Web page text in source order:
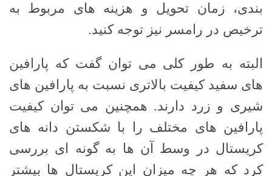
‌بندی، زمان تحویل و هزینه ‌های مربوط به
ترخیص در رامسر نیز توجه کنید.
البته به طور کلی می توان گفت که پارافین
های سفید کیفیت بالاتری نسبت به پارافین های
شیری و زرد دارند. همچنین می توان کیفیت
پارافین های مختلف را با شکستن دانه های
کریستال در وسط آن ها به گونه ای بررسی
کرد که هر چه میزان این کریستال ها بیشتر